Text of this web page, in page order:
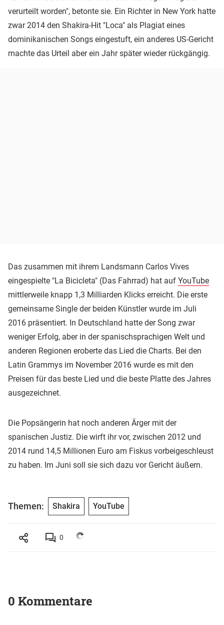
verurteilt worden", betonte sie. Ein Richter in New York hatte
zwar 2014 den Shakira-Hit "Loca" als Plagiat eines
dominikanischen Songs eingestuft, ein anderes US-Gericht
machte das Urteil aber ein Jahr später wieder rückgängig.
Das zusammen mit ihrem Landsmann Carlos Vives
eingespielte "La Bicicleta" (Das Fahrrad) hat auf YouTube
mittlerweile knapp 1,3 Milliarden Klicks erreicht. Die erste
gemeinsame Single der beiden Künstler wurde im Juli
2016 präsentiert. In Deutschland hatte der Song zwar
weniger Erfolg, aber in der spanischsprachigen Welt und
anderen Regionen eroberte das Lied die Charts. Bei den
Latin Grammys im November 2016 wurde es mit den
Preisen für das beste Lied und die beste Platte des Jahres
ausgezeichnet.
Die Popsängerin hat noch anderen Ärger mit der
spanischen Justiz. Die wirft ihr vor, zwischen 2012 und
2014 rund 14,5 Millionen Euro am Fiskus vorbeigeschleust
zu haben. Im Juni soll sie sich dazu vor Gericht äußern.
Themen: Shakira YouTube
0
0 Kommentare